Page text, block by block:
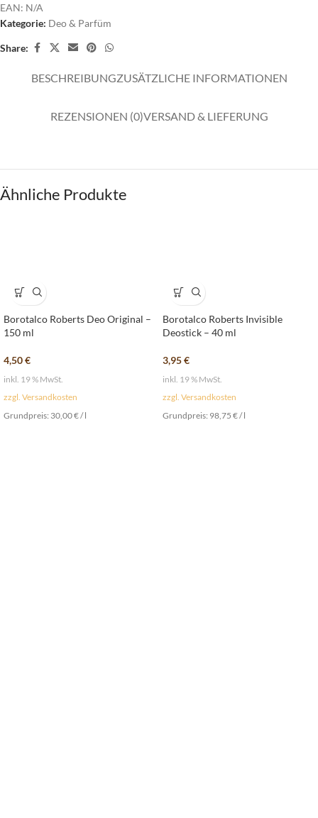
EAN: N/A
Kategorie: Deo & Parfüm
Share:
BESCHREIBUNGZUSÄTZLICHE INFORMATIONEN
REZENSIONEN (0)VERSAND & LIEFERUNG
Ähnliche Produkte
Borotalco Roberts Deo Original –
150 ml
4,50€
inkl. 19 % MwSt.
zzgl. Versandkosten
Grundpreis: 30,00€/l
Borotalco Roberts Invisible
Deostick – 40 ml
3,95€
inkl. 19 % MwSt.
zzgl. Versandkosten
Grundpreis: 98,75 €/l